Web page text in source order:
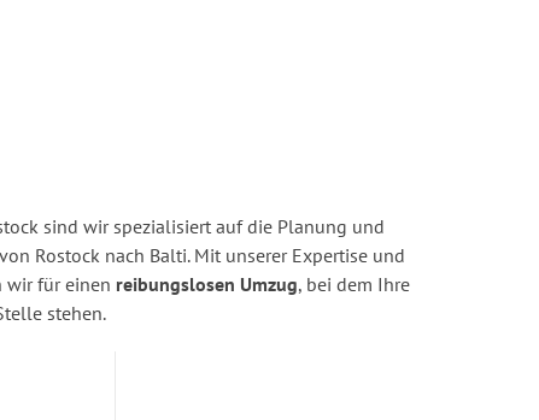
sind wir spezialisiert auf die Planung und
Rostock nach Balti. Mit unserer Expertise und
wir für einen reibungslosen Umzug, bei dem Ihre
stehen.